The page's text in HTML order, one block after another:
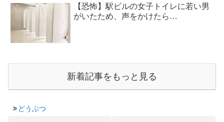
【恐怖】駅ビルの女子トイレに若い男
がいたため、声をかけたら…
新着記事をもっと見る
どうぶつ